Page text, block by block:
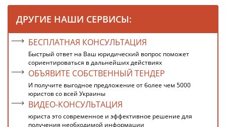
ДРУГИЕ НАШИ СЕРВИСЫ:
БЕСПЛАТНАЯ КОНСУЛЬТАЦИЯ
Быстрый ответ на Ваш юридический вопрос поможет
сориентироваться в дальнейших действиях
ОБЪЯВИТЕ СОБСТВЕННЫЙ ТЕНДЕР
И получите выгодное предложение от более чем 5000
юристов со всей Украины
ВИДЕО-КОНСУЛЬТАЦИЯ
юриста это современное и эффективное решение для
получения необходимой информации